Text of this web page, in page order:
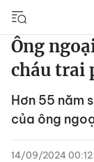
Ông
cháu trai
Hơn 55 năm
của ông
14/09/2024 00:12